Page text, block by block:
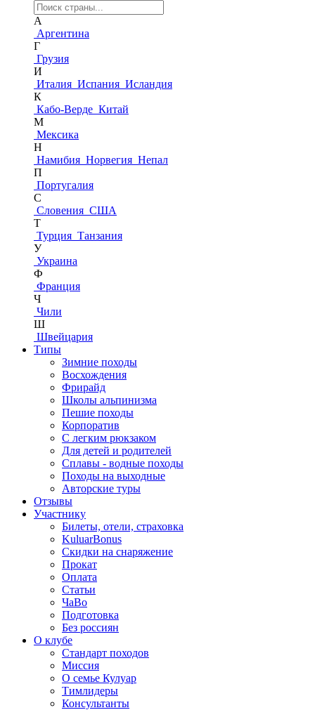
А
Аргентина
Г
Грузия
И
Италия Испания Исландия
К
Кабо-Верде Китай
М
Мексика
Н
Намибия Норвегия Непал
П
Португалия
С
Словения США
Т
Турция Танзания
У
Украина
Ф
Франция
Ч
Чили
Ш
Швейцария
Типы
Зимние походы
Восхождения
Фрирайд
Школы альпинизма
Пешие походы
Корпоратив
С легким рюкзаком
Для детей и родителей
Сплавы - водные походы
Походы на выходные
Авторские туры
Отзывы
Участнику
Билеты, отели, страховка
KuluarBonus
Скидки на снаряжение
Прокат
Оплата
Статьи
ЧаВо
Подготовка
Без россиян
О клубе
Стандарт походов
Миссия
О семье Кулуар
Тимлидеры
Консультанты